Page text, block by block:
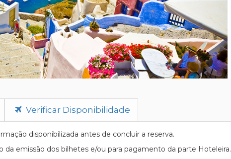
Verificar Disponibilidade
disponibilizada antes de concluir a reserva.
da emissão dos bilhetes e/ou para pagamento da parte Hoteleira.